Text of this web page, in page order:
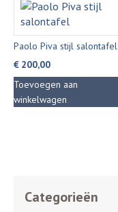
Paolo Piva stijl salontafel
€ 200,00
Toevoegen aan
winkelwagen
Categorieën